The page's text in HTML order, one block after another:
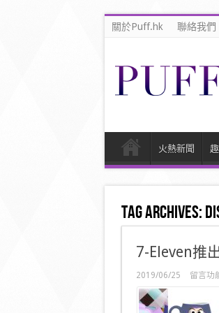
關於Puff.hk 聯絡我們
火熱新聞
Tag Archives:
7-Eleven推
2019/06/25
在
推
留言功